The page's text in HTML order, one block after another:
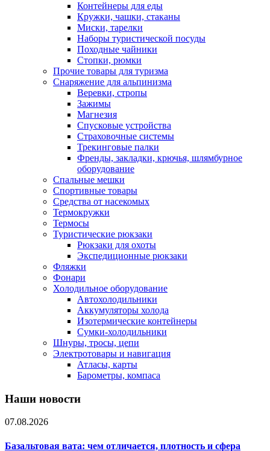
Контейнеры для еды
Кружки, чашки, стаканы
Миски, тарелки
Наборы туристической посуды
Походные чайники
Стопки, рюмки
Прочие товары для туризма
Снаряжение для альпинизма
Веревки, стропы
Зажимы
Магнезия
Спусковые устройства
Страховочные системы
Трекинговые палки
Френды, закладки, крючья, шлямбурное
оборудование
Спальные мешки
Спортивные товары
Средства от насекомых
Термокружки
Термосы
Туристические рюкзаки
Рюкзаки для охоты
Экспедиционные рюкзаки
Фляжки
Фонари
Холодильное оборудование
Автохолодильники
Аккумуляторы холода
Изотермические контейнеры
Сумки-холодильники
Шнуры, тросы, цепи
Электротовары и навигация
Атласы, карты
Барометры, компаса
Наши новости
07.08.2026
Базальтовая вата: чем отличается, плотность и сфера